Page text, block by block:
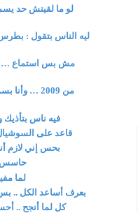
لو ما لقيتش حد
ليه الناس بتقول :
مش بس استماع …
من 2009 …
فيه ناس
قاعد على
بحس إني لازم
حاسس
لما
بعرف أساعد الكل ..
كل لما أنجح ..